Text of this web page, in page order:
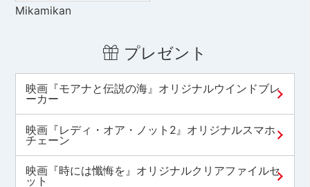
Mikamikan
プレゼント
映画『モアナと伝説の海』オリジナルウインドブレ
ーカー
映画『レディ・オア・ノット2』オリジナルスマホ
チェーン
映画『時には懺悔を』オリジナルクリアファイルセ
ット